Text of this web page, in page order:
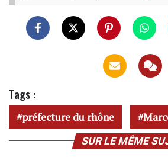
Tags :
préfecture du rhône
SUR LE MÊME